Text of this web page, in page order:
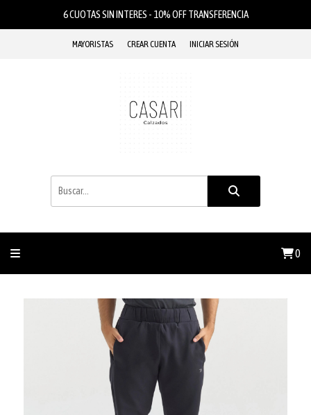
6 CUOTAS SIN INTERES - 10% OFF TRANSFERENCIA
MAYORISTAS CREAR CUENTA INICIAR SESIÓN
0